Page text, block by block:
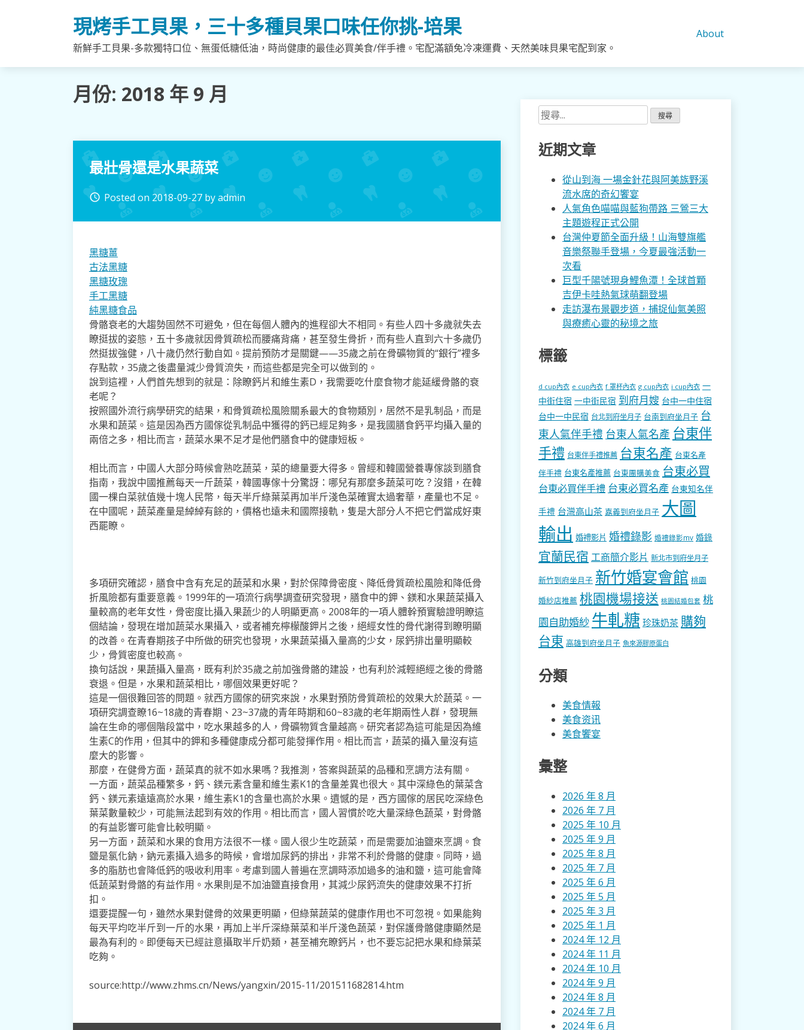
現烤手工貝果，三十多種貝果口味任你挑-培果
新鮮手工貝果-多款獨特口位、無蛋低糖低油，時尚健康的最佳必買美食/伴手禮。宅配滿額免冷凍運費、天然美味貝果宅配到家。
About
月份: 2018 年 9 月
最壯骨還是水果蔬菜
access_time Posted on 2018-09-27 byadmin
黑糖薑
古法黑糖
黑糖玫瑰
手工黑糖
純黑糖食品
骨骼衰老的大趨勢固然不可避免，但在每個人體內的進程卻大不相同。有些人四十多歲就失去
瞭挺拔的姿態，五十多歲就因骨質疏松而腰痛背痛，甚至發生骨折，而有些人直到六十多歲仍
然挺拔強健，八十歲仍然行動自如。提前預防才是關鍵——35歲之前在骨礦物質的“銀行”裡多
存點款，35歲之後盡量減少骨質流失，而這些都是完全可以做到的。
說到這裡，人們首先想到的就是：除瞭鈣片和維生素D，我需要吃什麼食物才能延緩骨骼的衰
老呢？
按照國外流行病學研究的結果，和骨質疏松風險關系最大的食物類別，居然不是乳制品，而是
水果和蔬菜。這是因為西方國傢從乳制品中獲得的鈣已經足夠多，是我國膳食鈣平均攝入量的
兩倍之多，相比而言，蔬菜水果不足才是他們膳食中的健康短板。
相比而言，中國人大部分時候會熟吃蔬菜，菜的總量要大得多。曾經和韓國營養專傢談到膳食
指南，我說中國推薦每天一斤蔬菜，韓國專傢十分驚訝：哪兒有那麼多蔬菜可吃？沒錯，在韓
國一棵白菜就值幾十塊人民幣，每天半斤綠葉菜再加半斤淺色菜確實太過奢華，產量也不足。
在中國呢，蔬菜產量是綽綽有餘的，價格也遠未和國際接軌，隻是大部分人不把它們當成好東
西罷瞭。
多項研究確認，膳食中含有充足的蔬菜和水果，對於保障骨密度、降低骨質疏松風險和降低骨
折風險都有重要意義。1999年的一項流行病學調查研究發現，膳食中的鉀、鎂和水果蔬菜攝入
量較高的老年女性，骨密度比攝入果蔬少的人明顯更高。2008年的一項人體幹預實驗證明瞭這
個結論，發現在增加蔬菜水果攝入，或者補充檸檬酸鉀片之後，絕經女性的骨代謝得到瞭明顯
的改善。在青春期孩子中所做的研究也發現，水果蔬菜攝入量高的少女，尿鈣排出量明顯較
少，骨質密度也較高。
換句話說，果蔬攝入量高，既有利於35歲之前加強骨骼的建設，也有利於減輕絕經之後的骨骼
衰退。但是，水果和蔬菜相比，哪個效果更好呢？
這是一個很難回答的問題。就西方國傢的研究來說，水果對預防骨質疏松的效果大於蔬菜。一
項研究調查瞭16~18歲的青春期、23~37歲的青年時期和60~83歲的老年期兩性人群，發現無
論在生命的哪個階段當中，吃水果越多的人，骨礦物質含量越高。研究者認為這可能是因為維
生素C的作用，但其中的鉀和多種健康成分都可能發揮作用。相比而言，蔬菜的攝入量沒有這
麼大的影響。
那麼，在健骨方面，蔬菜真的就不如水果嗎？我推測，答案與蔬菜的品種和烹調方法有關。
一方面，蔬菜品種繁多，鈣、鎂元素含量和維生素K1的含量差異也很大。其中深綠色的葉菜含
鈣、鎂元素遠遠高於水果，維生素K1的含量也高於水果。遺憾的是，西方國傢的居民吃深綠色
葉菜數量較少，可能無法起到有效的作用。相比而言，國人習慣於吃大量深綠色蔬菜，對骨骼
的有益影響可能會比較明顯。
另一方面，蔬菜和水果的食用方法很不一樣。國人很少生吃蔬菜，而是需要加油鹽來烹調。食
鹽是氯化鈉，鈉元素攝入過多的時候，會增加尿鈣的排出，非常不利於骨骼的健康。同時，過
多的脂肪也會降低鈣的吸收利用率。考慮到國人普遍在烹調時添加過多的油和鹽，這可能會降
低蔬菜對骨骼的有益作用。水果則是不加油鹽直接食用，其減少尿鈣流失的健康效果不打折
扣。
還要提醒一句，雖然水果對健骨的效果更明顯，但綠葉蔬菜的健康作用也不可忽視。如果能夠
每天平均吃半斤到一斤的水果，再加上半斤深綠葉菜和半斤淺色蔬菜，對保護骨骼健康顯然是
最為有利的。即便每天已經註意攝取半斤奶類，甚至補充瞭鈣片，也不要忘記把水果和綠葉菜
吃夠。
source:http://www.zhms.cn/News/yangxin/2015-11/201511682814.htm
搜
尋
關
鍵
近期文章
從山到海 一場金針花與阿美族野溪
流水席的奇幻饗宴
人氣角色喵喵與藍狗帶路 三鶯三大
主題遊程正式公開
台灣仲夏節全面升級！山海雙旗艦
音樂祭聯手登場，今夏最強活動一
次看
巨型千陽號現身鯉魚潭！全球首顆
吉伊卡哇熱氣球萌翻登場
走訪瀑布景觀步道，捕捉仙氣美照
與療癒心靈的秘境之旅
標籤
d cup內衣 e cup內衣 f 罩杯內衣 g cup內衣 i cup內衣 一
中街住宿 一中街民宿 到府月嫂 台中一中住宿
台中一中民宿 台北到府坐月子 台南到府坐月子 台
東人氣伴手禮 台東人氣名產 台東伴
手禮 台東伴手禮推薦 台東名產 台東名產
伴手禮 台東名產推薦 台東團購美食 台東必買
台東必買伴手禮 台東必買名產 台東知名伴
手禮 台灣高山茶 嘉義到府坐月子 大圖
輸出 婚禮影片 婚禮錄影 婚禮錄影mv 婚錄
宜蘭民宿 工商簡介影片 新北市到府坐月子
新竹到府坐月子 新竹婚宴會館 桃園
婚紗店推薦 桃園機場接送 桃園結婚包套 桃
園自助婚紗 牛軋糖 珍珠奶茶 購夠
台東 高雄到府坐月子 魚來源膠原蛋白
分類
美食情報
美食资讯
美食饗宴
彙整
2026 年 8 月
2026 年 7 月
2025 年 10 月
2025 年 9 月
2025 年 8 月
2025 年 7 月
2025 年 6 月
2025 年 5 月
2025 年 3 月
2025 年 1 月
2024 年 12 月
2024 年 11 月
2024 年 10 月
2024 年 9 月
2024 年 8 月
2024 年 7 月
2024 年 6 月